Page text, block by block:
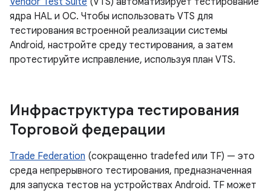
ядра HAL и ОС. Чтобы использовать VTS для
тестирования встроенной реализации системы
Android, настройте среду тестирования, а затем
протестируйте исправление, используя план VTS.
Инфраструктура тестирования
Торговой федерации
Trade Federation (сокращенно tradefed или TF) — это
среда непрерывного тестирования, предназначенная
для запуска тестов на устройствах Android. TF может